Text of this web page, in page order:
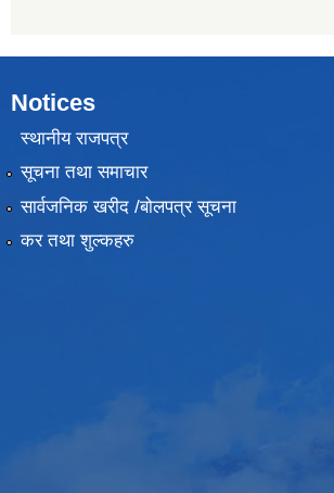
Notices
स्थानीय राजपत्र
सूचना तथा समाचार
सार्वजनिक खरीद /बोलपत्र सूचना
कर तथा शुल्कहरु